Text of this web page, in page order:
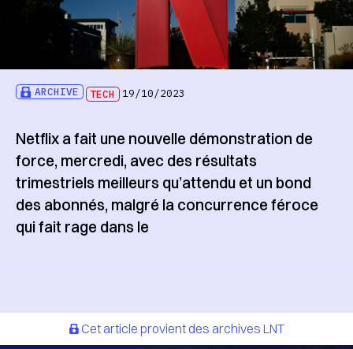
ARCHIVE TECH 19/10/2023
Netflix a fait une nouvelle démonstration de
force, mercredi, avec des résultats
trimestriels meilleurs qu’attendu et un bond
des abonnés, malgré la concurrence féroce
qui fait rage dans le
Cet article provient des archives LNT